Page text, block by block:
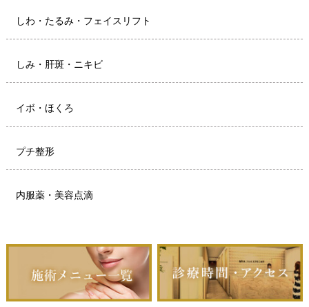
しわ・たるみ・フェイスリフト
しみ・肝斑・ニキビ
イボ・ほくろ
プチ整形
内服薬・美容点滴